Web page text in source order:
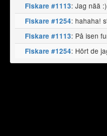
Fiskare #1113: Jag nää
Fiskare #1254: hahaha!
Fiskare #1113: På isen
Fiskare #1254: Hört de